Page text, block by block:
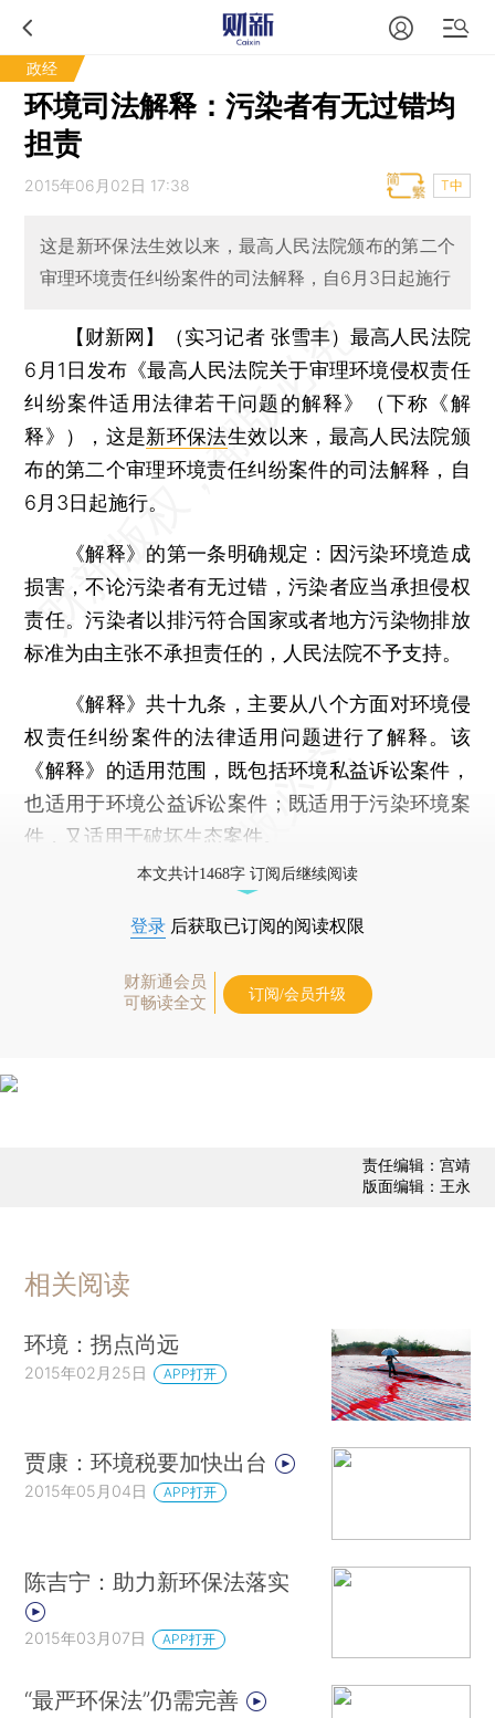
政经
环境司法解释：污染者有无过错均
担责
2015年06月02日 17:38 T中
这是新环保法生效以来，最高人民法院颁布的第二个
审理环境责任纠纷案件的司法解释，自6月3日起施行
【财新网】（实习记者 张雪丰）最高人民法院
6月1日发布《最高人民法院关于审理环境侵权责任
纠纷案件适用法律若干问题的解释》（下称《解
释》），这是新环保法生效以来，最高人民法院颁
布的第二个审理环境责任纠纷案件的司法解释，自
6月3日起施行。
《解释》的第一条明确规定：因污染环境造成
损害，不论污染者有无过错，污染者应当承担侵权
责任。污染者以排污符合国家或者地方污染物排放
标准为由主张不承担责任的，人民法院不予支持。
《解释》共十九条，主要从八个方面对环境侵
权责任纠纷案件的法律适用问题进行了解释。该
《解释》的适用范围，既包括环境私益诉讼案件，
也适用于环境公益诉讼案件；既适用于污染环境案
件，又适用于破坏生态案件。
本文共计1468字 订阅后继续阅读
登录 后获取已订阅的阅读权限
财新通会员
可畅读全文
订阅/会员升级
责任编辑：宫靖
版面编辑：王永
相关阅读
环境：拐点尚远
2015年02月25日 APP打开
贾康：环境税要加快出台
2015年05月04日 APP打开
陈吉宁：助力新环保法落实
2015年03月07日 APP打开
“最严环保法”仍需完善